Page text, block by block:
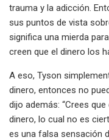
trauma y la adicción.
sus puntos de vista
significa una mierda
creen que el dinero los
A eso, Tyson
dinero, entonces no
dijo además: “Crees
dinero, lo cual no es
es una falsa sensación